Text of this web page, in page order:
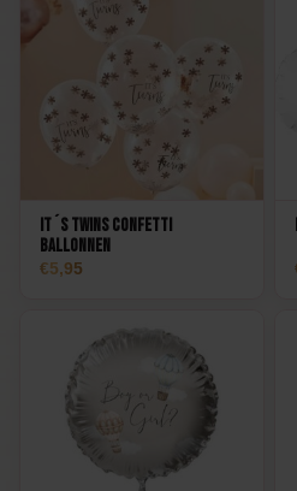
It´s Twins Confetti
Ballonnen
5,95